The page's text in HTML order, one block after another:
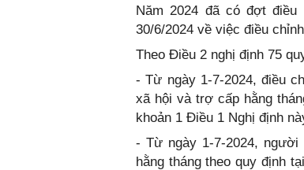
Năm 2024 đã có đợt điều
30/6/2024 về việc điều
Theo Điều 2 nghị định 75
- Từ ngày 1-7-2024, điều
xã hội và trợ cấp hằng
khoản 1 Điều 1 Nghị định
- Từ ngày 1-7-2024,
hằng tháng theo quy định